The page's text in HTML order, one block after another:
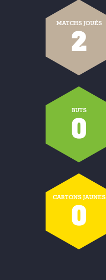
MATCHS JOUÉS
2
BUTS
0
CARTONS JAUNES
0